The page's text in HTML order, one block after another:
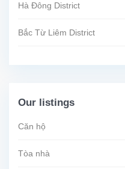
Hà Đông District
Bắc Từ Liêm District
Our listings
Căn hộ
Tòa nhà